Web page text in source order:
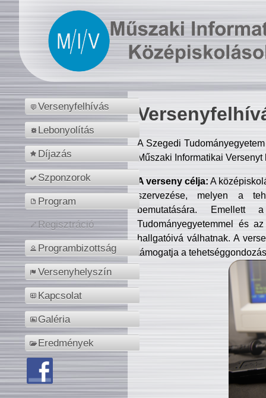
Versenyfelhívás
Lebonyolítás
Díjazás
Szponzorok
Program
Regisztráció
Programbizottság
Versenyhelyszín
Kapcsolat
Galéria
Eredmények
A Szegedi
Műszaki Informatikai
A verseny célja: A
szervezése, melyen a
bemutatására. Emellett
Tudományegyetemmel és
hallgatóivá válhatnak. A
támogatja a